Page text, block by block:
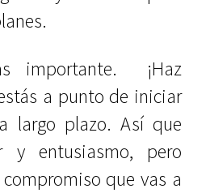
importante. ¡Haz
a punto de iniciar
largo plazo. Así que
y entusiasmo, pero
que vas a